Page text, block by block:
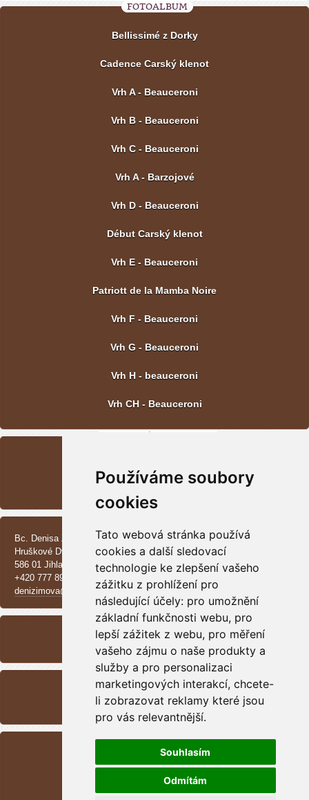
Používáme soubory
cookies
Tato webová stránka používá
cookies a další sledovací
technologie ke zlepšení vašeho
zážitku z prohlížení pro
následující účely: pro umožnění
základní funkčnosti webu, pro
lepší zážitek z webu, pro měření
vašeho zájmu o naše produkty a
služby a pro personalizaci
marketingových interakcí, chcete-
li zobrazovat reklamy které jsou
pro vás relevantnější.
Souhlasím
Odmítám
FOTOALBUM
Bellissimé z Dorky
Cadence Carský klenot
Vrh A - Beauceroni
Vrh B - Beauceroni
Vrh C - Beauceroni
Vrh A - Barzojové
Vrh D - Beauceroni
Début Carský klenot
Vrh E - Beauceroni
Patriott de la Mamba Noire
Vrh F - Beauceroni
Vrh G - Beauceroni
Vrh H - beauceroni
Vrh CH - Beauceroni
Bc. Denisa Zimová
Hruškové Dvory 370 E
586 01 Jihlava
+420 777 890 137
denizimova@seznam.cz
ARCHIV
<< září / 2025 >>
RSS
Přehled zdrojů
1699478
Měsíc:
46923
682